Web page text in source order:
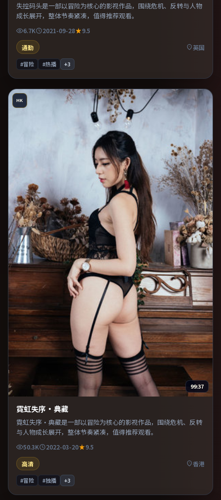
失控码头是一部以冒险为核心的影视作品，围绕危机、反转与人物
成长展开，整体节奏紧凑，值得推荐观看。
6.7K 2021-09-28
9.5
通勤
英国
#冒险 #热播 +3
HK
99:37
霓虹失序·典藏
霓虹失序·典藏是一部以冒险为核心的影视作品，围绕危机、反转
与人物成长展开，整体节奏紧凑，值得推荐观看。
50.3K 2022-03-20
9.5
高清
香港
#冒险 #独播 +3